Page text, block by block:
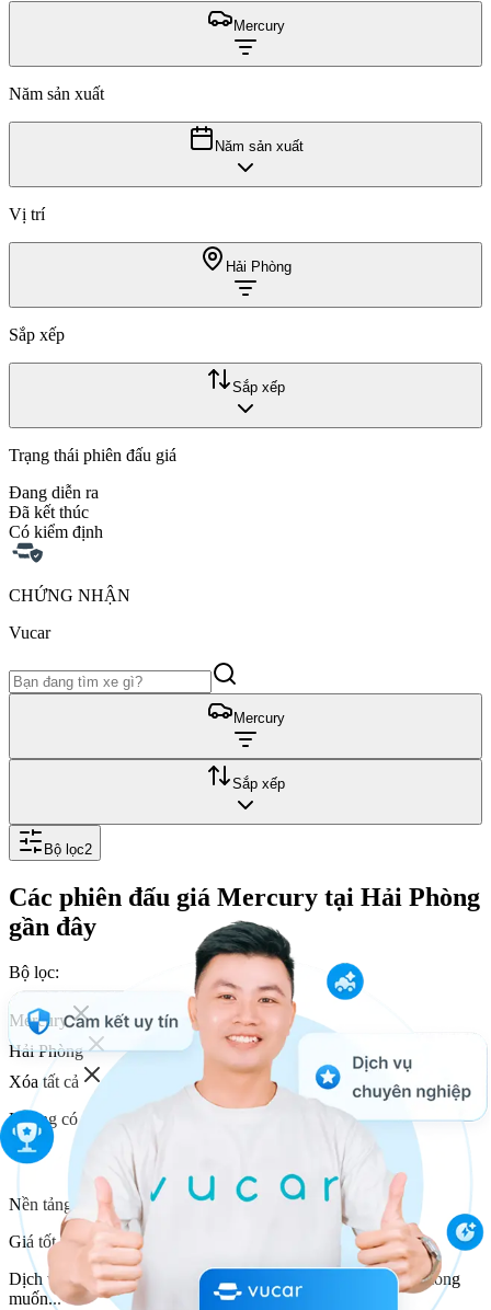
Mercury
Năm sản xuất
Năm sản xuất
Vị trí
Hải Phòng
Sắp xếp
Sắp xếp
Trạng thái phiên đấu giá
Đang diễn ra
Đã kết thúc
Có kiểm định
CHỨNG NHẬN
Vucar
Mercury
Sắp xếp
Bộ lọc2
Các phiên đấu giá Mercury tại Hải Phòng
gần đây
Bộ lọc:
Mercury
Hải Phòng
Xóa tất cả
Không có xe bạn đang tìm kiếm.
Nền tảng kết nối bán xe 2000+ người mua của Vucar
Giá tốt nhất 2000+ người mua cạnh tranh trả giá
Dịch vụ trọn gói kiểm định xe tại địa điểm và thời gian bạn mong
muốn...